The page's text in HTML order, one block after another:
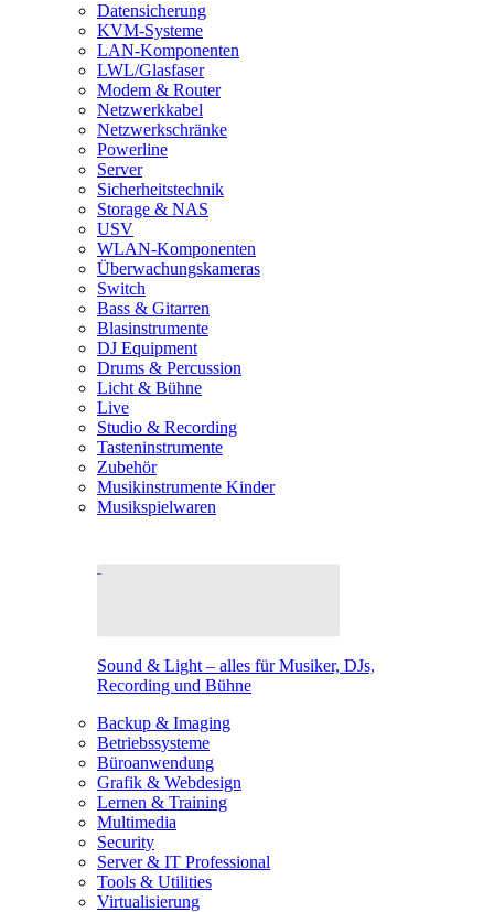
Datensicherung
KVM-Systeme
LAN-Komponenten
LWL/Glasfaser
Modem & Router
Netzwerkkabel
Netzwerkschränke
Powerline
Server
Sicherheitstechnik
Storage & NAS
USV
WLAN-Komponenten
Überwachungskameras
Switch
Bass & Gitarren
Blasinstrumente
DJ Equipment
Drums & Percussion
Licht & Bühne
Live
Studio & Recording
Tasteninstrumente
Zubehör
Musikinstrumente Kinder
Musikspielwaren
Sound & Light – alles für Musiker, DJs,
Recording und Bühne
Backup & Imaging
Betriebssysteme
Büroanwendung
Grafik & Webdesign
Lernen & Training
Multimedia
Security
Server & IT Professional
Tools & Utilities
Virtualisierung